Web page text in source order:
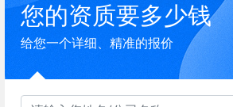
您的资质要多少钱
给您一个详细、精准的报价